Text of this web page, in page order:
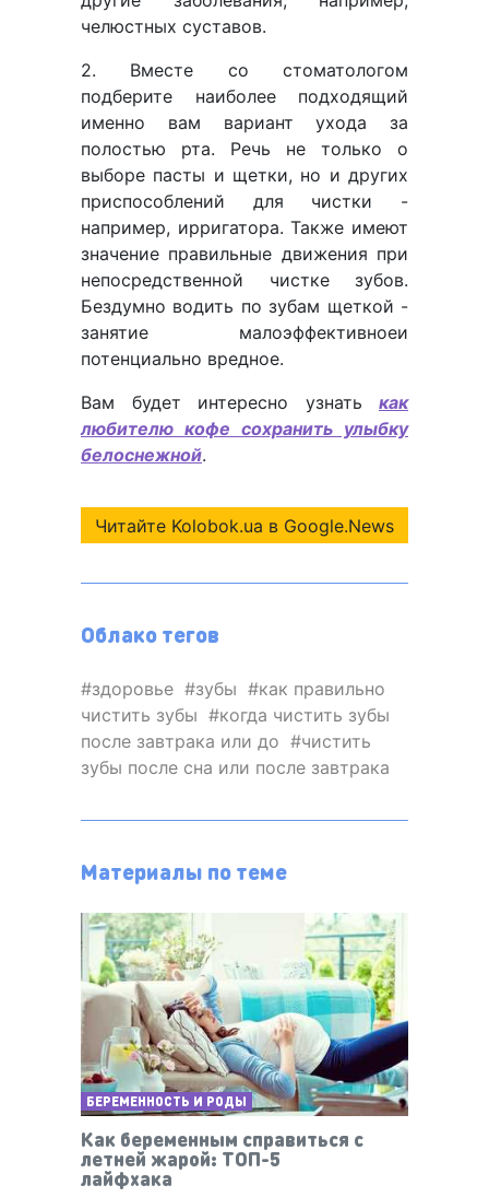
челюстных суставов.
2. Вместе со стоматологом
подберите наиболее подходящий
именно вам вариант ухода за
полостью рта. Речь не только о
выборе пасты и щетки, но и других
приспособлений для чистки -
например, ирригатора. Также имеют
значение правильные движения при
непосредственной чистке зубов.
Бездумно водить по зубам щеткой -
занятие малоэффективноеи
потенциально вредное.
Вам будет интересно узнать как
любителю кофе сохранить улыбку
белоснежной.
Читайте Kolobok.ua в Google.News
Облако тегов
здоровье зубы
как правильно
чистить зубы
когда чистить зубы
после завтрака или до
чистить
зубы после сна или после завтрака
Материалы по теме
БЕРЕМЕННОСТЬ И РОДЫ
Как беременным справиться с
летней жарой: ТОП-5
лайфхака